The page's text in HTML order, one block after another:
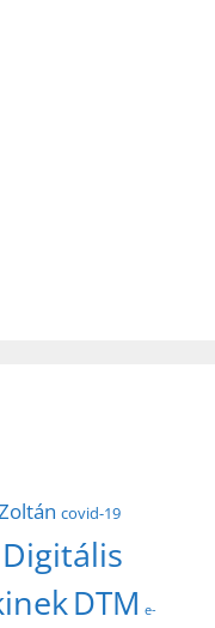
covid-19
Digitális
DTM e-